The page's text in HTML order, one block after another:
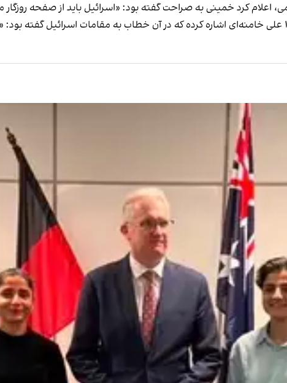
اعلام کرد خمینی به صراحت گفته بود: «اسرائیل باید از صفحه